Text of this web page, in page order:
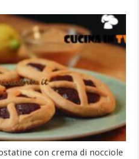
con crema di nocciole